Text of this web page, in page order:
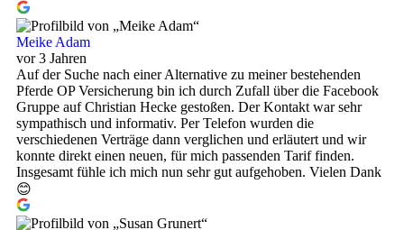
Meike Adam
vor 3 Jahren
Auf der Suche nach einer Alternative zu meiner bestehenden
Pferde OP Versicherung bin ich durch Zufall über die Facebook
Gruppe auf Christian Hecke gestoßen. Der Kontakt war sehr
sympathisch und informativ. Per Telefon wurden die
verschiedenen Verträge dann verglichen und erläutert und wir
konnte direkt einen neuen, für mich passenden Tarif finden.
Insgesamt fühle ich mich nun sehr gut aufgehoben. Vielen Dank
😊